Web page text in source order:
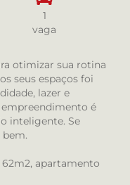
1
vaga
otimizar sua rotina
seus espaços foi
lazer e
é
inteligente. Se
apartamento